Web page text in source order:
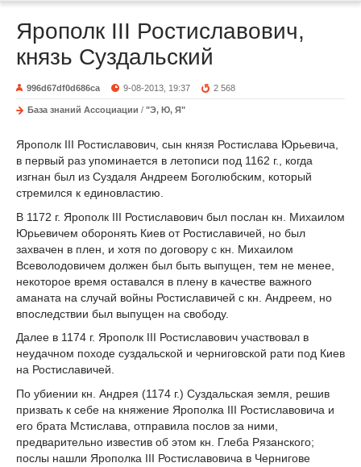
Ярополк III Ростиславович,
князь Суздальский
996d67df0d686ca 9-08-2013, 19:37 2 568
База знаний Ассоциации / "Э, Ю, Я"
Ярополк III Ростиславович, сын князя Ростислава Юрьевича,
в первый раз упоминается в летописи под 1162 г., когда
изгнан был из Суздаля Андреем Боголюбским, который
стремился к единовластию.
В 1172 г. Ярополк III Ростиславович был послан кн. Михаилом
Юрьевичем оборонять Киев от Ростиславичей, но был
захвачен в плен, и хотя по договору с кн. Михаилом
Всеволодовичем должен был быть выпущен, тем не менее,
некоторое время оставался в плену в качестве важного
аманата на случай войны Ростиславичей с кн. Андреем, но
впоследствии был выпущен на свободу.
Далее в 1174 г. Ярополк III Ростиславович участвовал в
неудачном походе суздальской и черниговской рати под Киев
на Ростиславичей.
По убиении кн. Андрея (1174 г.) Суздальская земля, решив
призвать к себе на княжение Ярополка III Ростиславовича и
его брата Мстислава, отправила послов за ними,
предварительно известив об этом кн. Глеба Рязанского;
послы нашли Ярополка III Ростиславовича в Чернигове